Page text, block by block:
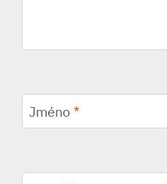
Jméno *